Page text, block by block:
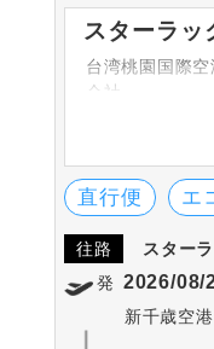
スターラッ
台湾桃園国際
会社。
直行便 エ
往路 スター
発 2026/08/
新千歳空港